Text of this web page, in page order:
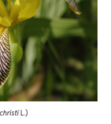
L.)